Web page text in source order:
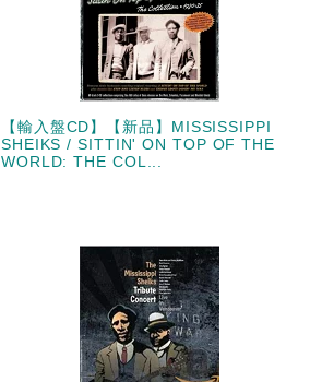
【輸入盤CD】【新品】MISSISSIPPI
SHEIKS / SITTIN' ON TOP OF THE
WORLD: THE COL...